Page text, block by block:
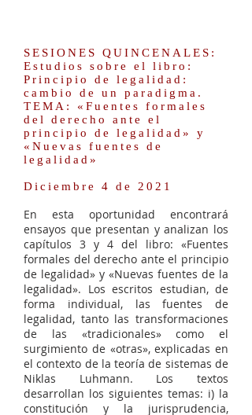
SESIONES QUINCENALES:
Estudios sobre el libro:
Principio de legalidad:
cambio de un paradigma.
TEMA: «Fuentes formales
del derecho ante el
principio de legalidad» y
«Nuevas fuentes de
legalidad»
Diciembre 4 de 2021
En esta oportunidad encontrará
ensayos que presentan y analizan los
capítulos 3 y 4 del libro: «Fuentes
formales del derecho ante el principio
de legalidad» y «Nuevas fuentes de la
legalidad». Los escritos estudian, de
forma individual, las fuentes de
legalidad, tanto las transformaciones
de las «tradicionales» como el
surgimiento de «otras», explicadas en
el contexto de la teoría de sistemas de
Niklas Luhmann. Los textos
desarrollan los siguientes temas: i) la
constitución y la jurisprudencia,